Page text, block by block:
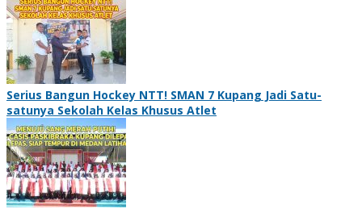
Serius Bangun Hockey NTT! SMAN 7 Kupang Jadi Satu-
satunya Sekolah Kelas Khusus Atlet